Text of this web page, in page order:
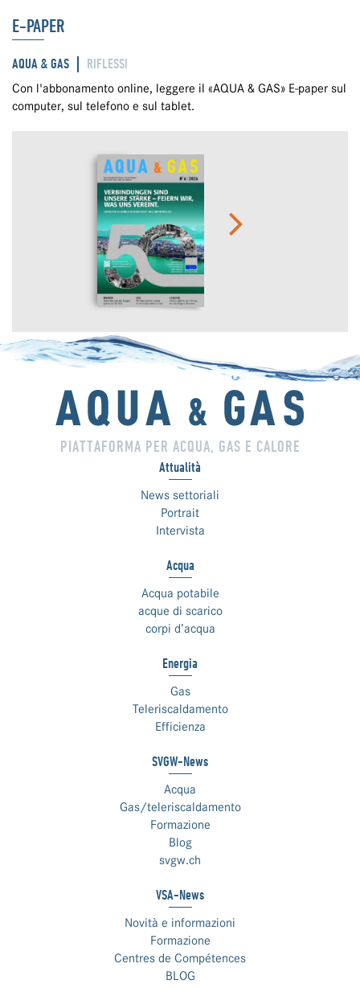
E-PAPER
AQUA & GAS RIFLESSI
Con l'abbonamento online, leggere il «AQUA & GAS» E-paper sul
computer, sul telefono e sul tablet.
PIATTAFORMA PER ACQUA, GAS E CALORE
Attualità
News settoriali
Portrait
Intervista
Acqua
Acqua potabile
acque di scarico
corpi d’acqua
Energia
Gas
Teleriscaldamento
Efficienza
SVGW-News
Acqua
Gas/teleriscaldamento
Formazione
Blog
svgw.ch
VSA-News
Novità e informazioni
Formazione
Centres de Compétences
BLOG